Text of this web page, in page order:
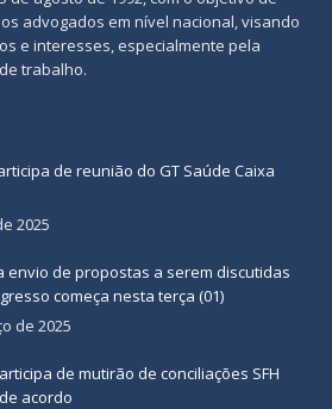
advogados em nível nacional, visando
e interesses, especialmente pela
trabalho.
de reunião do GT Saúde Caixa
2025
envio de propostas a serem discutidas
começa nesta terça (01)
de 2025
de mutirão de conciliações SFH
acordo